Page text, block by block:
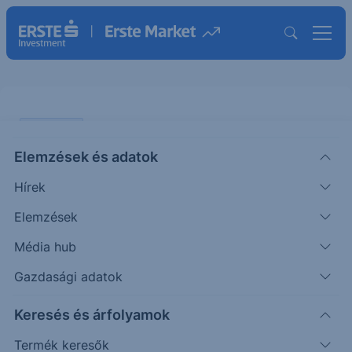
Elemzések és adatok
Hírek
Elemzések
Média hub
Gazdasági adatok
Keresés és árfolyamok
Termék keresők
az UniCredit
A Commerzbank részvények 7,58%-át ajánlották
fel tegnapig az UniCredit számára, amivel a